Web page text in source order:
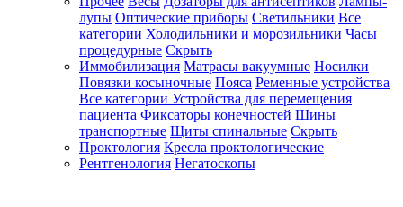
лупы Оптические приборы Светильники Все
категории Холодильники и морозильники Часы
процедурные Скрыть
Иммобилизация Матрасы вакуумные Носилки
Повязки косыночные Пояса Ременные устройства
Все категории Устройства для перемещения
пациента Фиксаторы конечностей Шины
транспортные Щиты спинальные Скрыть
Проктология Кресла проктологические
Рентгенология Негатоскопы